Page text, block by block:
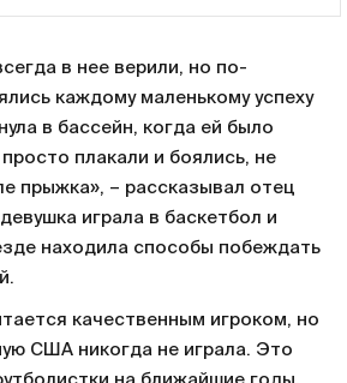
в нее верили, но по-
каждому маленькому успеху
в бассейн, когда ей было
плакали и боялись, не
прыжка», – рассказывал отец
играла в баскетбол и
находила способы побеждать
качественным игроком, но
США никогда не играла. Это